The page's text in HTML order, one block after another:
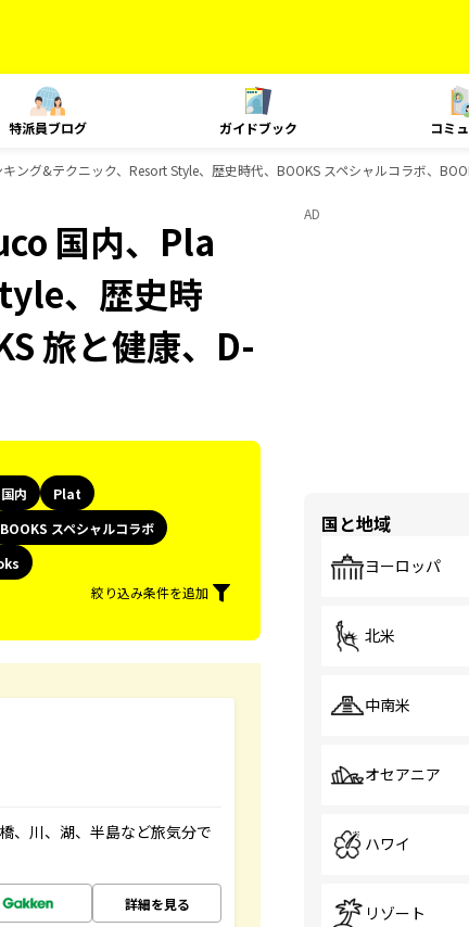
特派員ブログ ガイドブック コミ
ング&テクニック、Resort Style、歴史時代、BOOKS スペシャルコラボ、
国内、Pla
、歴史時
旅と健康、D-
内
Plat
BOOKS スペシャルコラボ
絞り込み条件を追加
、川、湖、半島など旅気分で
詳細を見る
AD
国と地域
ヨーロッパ
北米
中南米
オセアニア
ハワイ
リゾート